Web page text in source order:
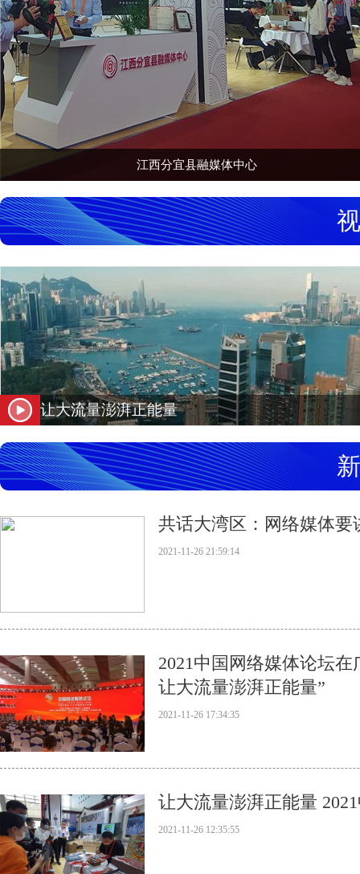
江西分宜县融媒体中心
让大流量澎湃正能量
共话大湾区：网络媒体要
2021-11-26 21:59:14
2021中国网络媒体论坛
让大流量澎湃正能量”
2021-11-26 17:34:35
让大流量澎湃正能量
2021-11-26 12:35:55